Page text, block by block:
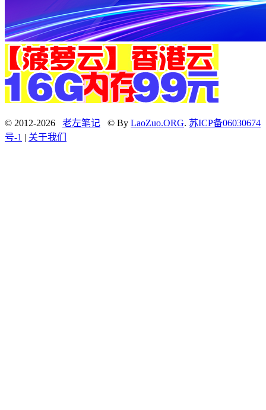
© 2012-2026 老左笔记 © By LaoZuo.ORG. 苏ICP备06030674
号-1 | 关于我们